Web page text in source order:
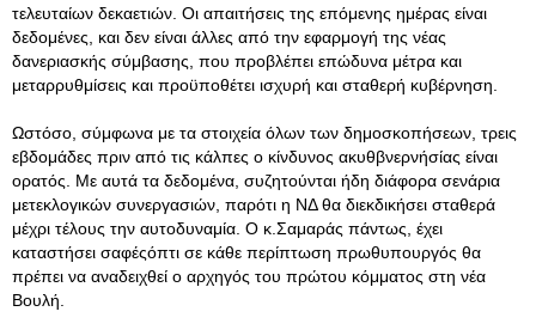
τελευταίων δεκαετιών. Οι απαιτήσεις της επόμενης ημέρας είναι
δεδομένες, και δεν είναι άλλες από την εφαρμογή της νέας
δανεριασκής σύμβασης, που προβλέπει επώδυνα μέτρα και
μεταρρυθμίσεις και προϋποθέτει ισχυρή και σταθερή κυβέρνηση.
Ωστόσο, σύμφωνα με τα στοιχεία όλων των δημοσκοπήσεων, τρεις
εβδομάδες πριν από τις κάλπες ο κίνδυνος ακυθβνερνήσίας είναι
ορατός. Με αυτά τα δεδομένα, συζητούνται ήδη διάφορα σενάρια
μετεκλογικών συνεργασιών, παρότι η ΝΔ θα διεκδικήσει σταθερά
μέχρι τέλους την αυτοδυναμία. Ο κ.Σαμαράς πάντως, έχει
καταστήσει σαφέςόπτι σε κάθε περίπτωση πρωθυπουργός θα
πρέπει να αναδειχθεί ο αρχηγός του πρώτου κόμματος στη νέα
Βουλή.